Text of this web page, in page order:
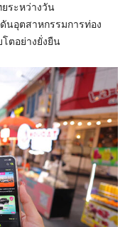
ยระหว่างวัน
นอุตสาหกรรมการท่อง
โตอย่างยั่งยืน